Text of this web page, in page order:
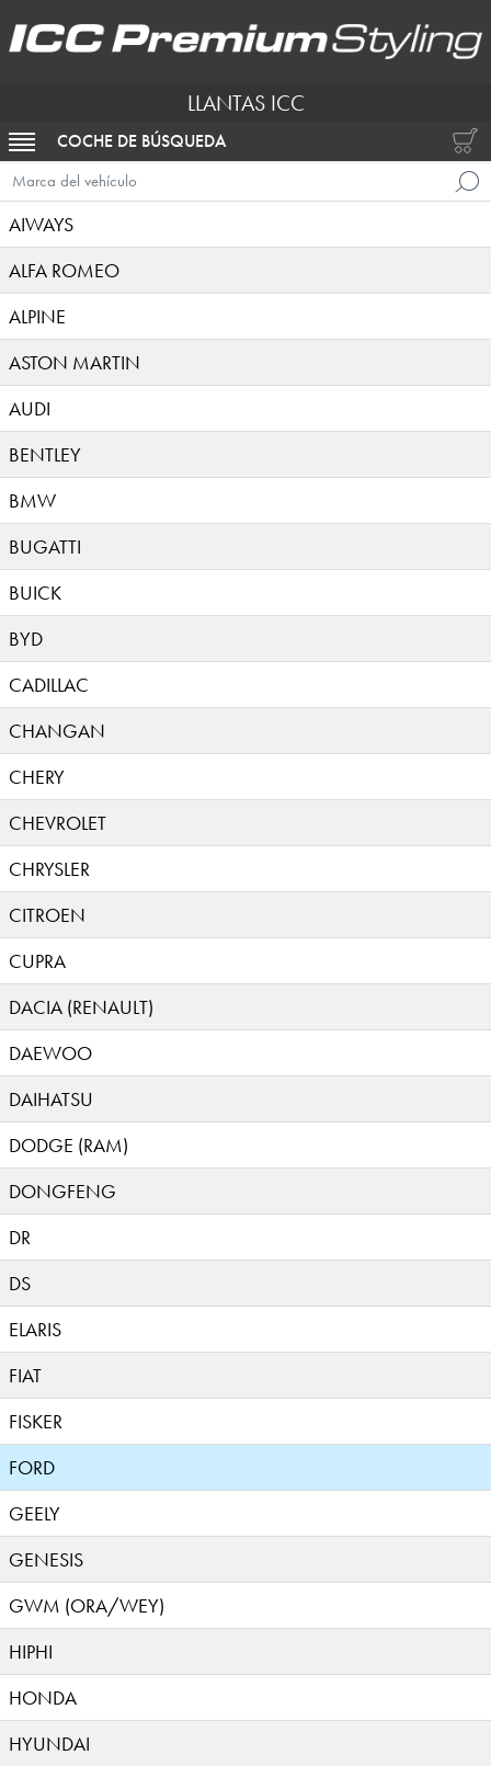
LLANTAS ICC
ACTIVAR NAVEGACIÓN
COCHE DE BÚSQUEDA
Marca del vehículo
AIWAYS
ALFA ROMEO
ALPINE
ASTON MARTIN
AUDI
BENTLEY
BMW
BUGATTI
BUICK
BYD
CADILLAC
CHANGAN
CHERY
CHEVROLET
CHRYSLER
CITROEN
CUPRA
DACIA (RENAULT)
DAEWOO
DAIHATSU
DODGE (RAM)
DONGFENG
DR
DS
ELARIS
FIAT
FISKER
FORD
GEELY
GENESIS
GWM (ORA/WEY)
HIPHI
HONDA
HYUNDAI